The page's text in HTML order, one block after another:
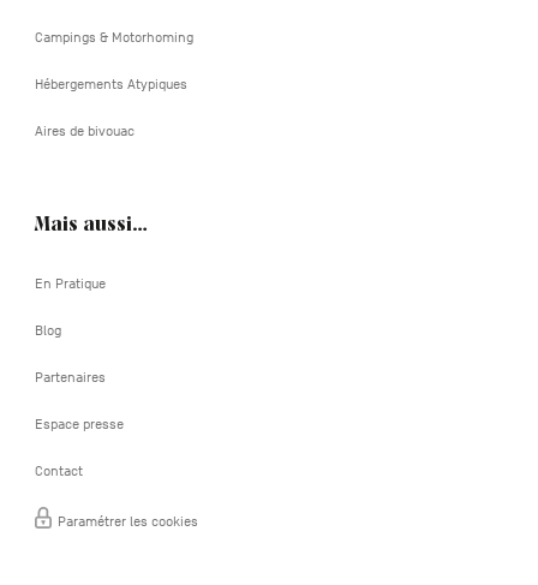
Campings & Motorhoming
Hébergements Atypiques
Aires de bivouac
Mais aussi…
En Pratique
Blog
Partenaires
Espace presse
Contact
Paramétrer les cookies